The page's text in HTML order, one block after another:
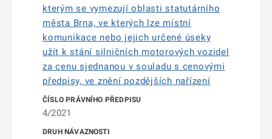
kterým se vymezují oblasti statutárního
města Brna, ve kterých lze místní
komunikace nebo jejich určené úseky
užít k stání silničních motorových vozidel
za cenu sjednanou v souladu s cenovými
předpisy, ve znění pozdějších nařízení
4/2021